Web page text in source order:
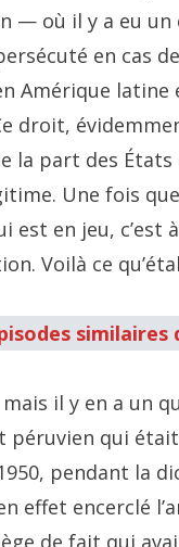
— où il y a eu
en cas
Amérique
droit,
la part des
Une fois
est en jeu,
Voilà ce
similaires
il y en a un
péruvien qui
pendant la
effet encerclé
de fait qui